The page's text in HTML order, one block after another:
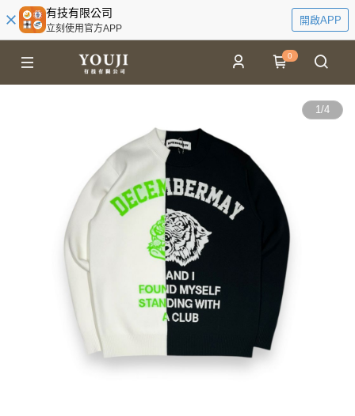
有技有限公司
立刻使用官方APP
開啟APP
0
1/4